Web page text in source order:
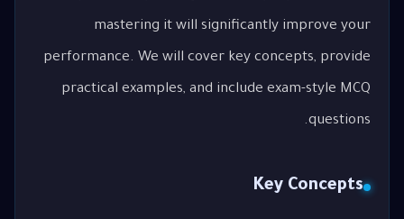
mastering it will significantly improve your
performance. We will cover key concepts, provide
practical examples, and include exam-style MCQ
questions.
Key Concepts